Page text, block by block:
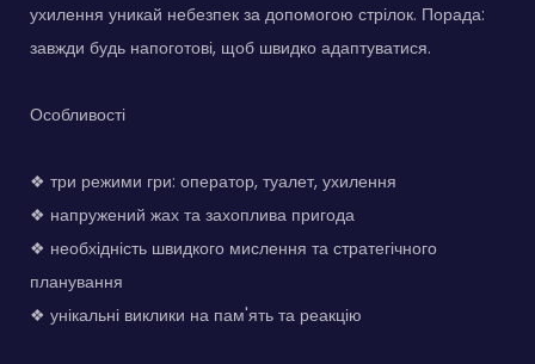
ухилення уникай небезпек за допомогою стрілок. Порада:
завжди будь напоготові, щоб швидко адаптуватися.
Особливості
❖ три режими гри: оператор, туалет, ухилення
❖ напружений жах та захоплива пригода
❖ необхідність швидкого мислення та стратегічного
планування
❖ унікальні виклики на пам'ять та реакцію